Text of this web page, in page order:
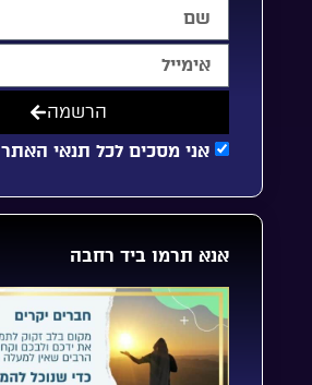
אני מסכים לכל תנאי האתר
הרשמה
אנא תרמו ביד רחבה